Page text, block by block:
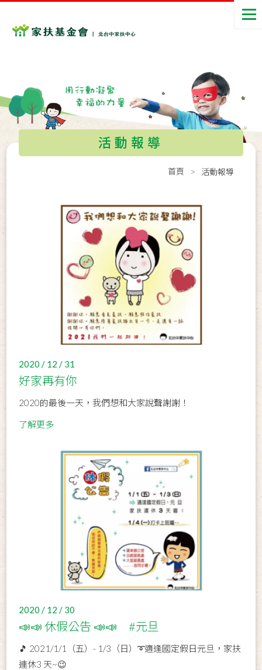
活動報導
首頁 活動報導
2020 / 12 / 31
好家再有你
2020的最後一天，我們想和大家說聲謝謝！
了解更多
2020 / 12 / 30
📣📣 休假公告 📣📣 #元旦
🎵 2021/1/1（五）- 1/3（日）➰適逢國定假日元旦，家扶
連休3 天~😉